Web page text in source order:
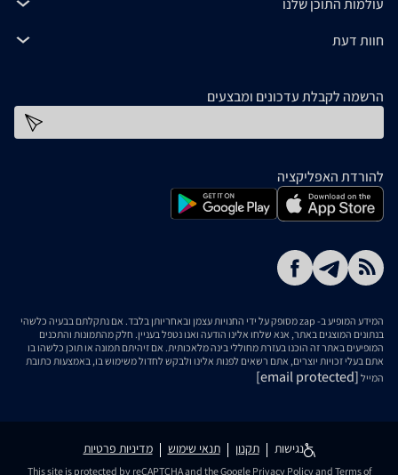
עולמות התוכן שלנו
חוות דעת
הרשמה לקבלת עדכונים ומבצעים
להורדת האפליקציה
המידע המופיע ב- zap מסופק על ידי החנויות עצמן ובאחריותן בלבד. אם נתקלתם בבעיה כלשהי
בנתונים המוצגים באתר, אנא שלחו אלינו הודעה ואנו נטפל בעניין. חלק מהתמונות והתכנים
המופיעים באתר זה הוכנו בעזרת מחוללי בינה מלאכותית. אם זיהיתם תמונה או תוכן כלשהו בו
אתם בעלי זכויות יוצרים, אתם רשאים לפנות אלינו ולבקש לחדול משימוש בו, באמצעות כתובת
המייל [email protected]
נגישות תקנון תנאי שימוש מדיניות פרטיות
This site is protected by reCAPTCHA and the Google Privacy Policyand Terms of